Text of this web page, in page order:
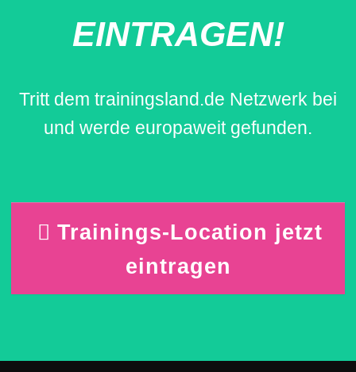
EINTRAGEN!
Tritt dem trainingsland.de Netzwerk bei
und werde europaweit gefunden.
Trainings-Location jetzt
eintragen